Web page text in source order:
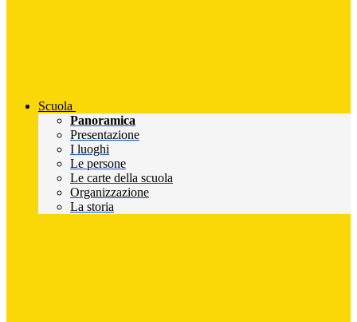
Scuola
Panoramica
Presentazione
I luoghi
Le persone
Le carte della scuola
Organizzazione
La storia